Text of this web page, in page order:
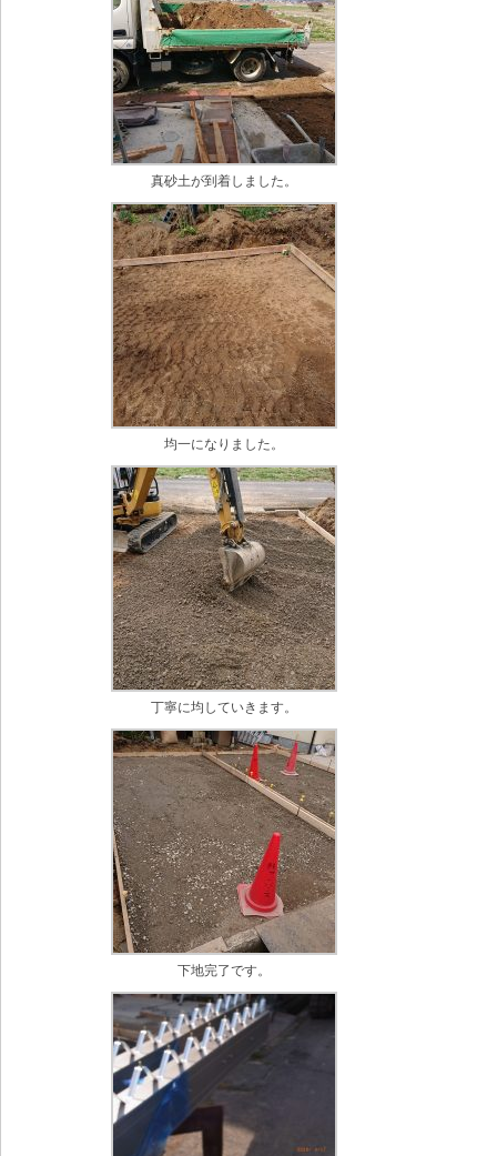
真砂土が到着しました。
均一になりました。
丁寧に均していきます。
下地完了です。